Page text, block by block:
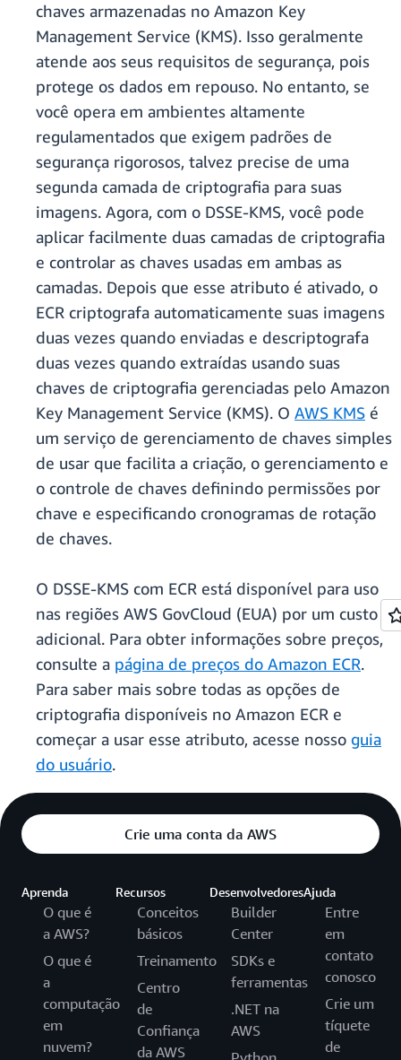
chaves armazenadas no Amazon Key
Management Service (KMS). Isso geralmente
atende aos seus requisitos de segurança, pois
protege os dados em repouso. No entanto, se
você opera em ambientes altamente
regulamentados que exigem padrões de
segurança rigorosos, talvez precise de uma
segunda camada de criptografia para suas
imagens. Agora, com o DSSE-KMS, você pode
aplicar facilmente duas camadas de criptografia
e controlar as chaves usadas em ambas as
camadas. Depois que esse atributo é ativado, o
ECR criptografa automaticamente suas imagens
duas vezes quando enviadas e descriptografa
duas vezes quando extraídas usando suas
chaves de criptografia gerenciadas pelo Amazon
Key Management Service (KMS). O AWS KMS é
um serviço de gerenciamento de chaves simples
de usar que facilita a criação, o gerenciamento e
o controle de chaves definindo permissões por
chave e especificando cronogramas de rotação
de chaves.
O DSSE-KMS com ECR está disponível para uso
nas regiões AWS GovCloud (EUA) por um custo
adicional. Para obter informações sobre preços,
consulte a página de preços do Amazon ECR.
Para saber mais sobre todas as opções de
criptografia disponíveis no Amazon ECR e
começar a usar esse atributo, acesse nosso guia
do usuário.
Crie uma conta da AWS
Aprenda
O que é
a AWS?
O que é
a
computação
em
nuvem?
Recursos
Conceitos
básicos
Treinamento
Centro
de
Confiança
da AWS
Desenvolvedores
Builder
Center
SDKs e
ferramentas
.NET na
AWS
Ajuda
Entre
em
contato
conosco
Crie um
tíquete
de